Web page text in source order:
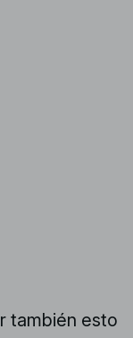
también esto